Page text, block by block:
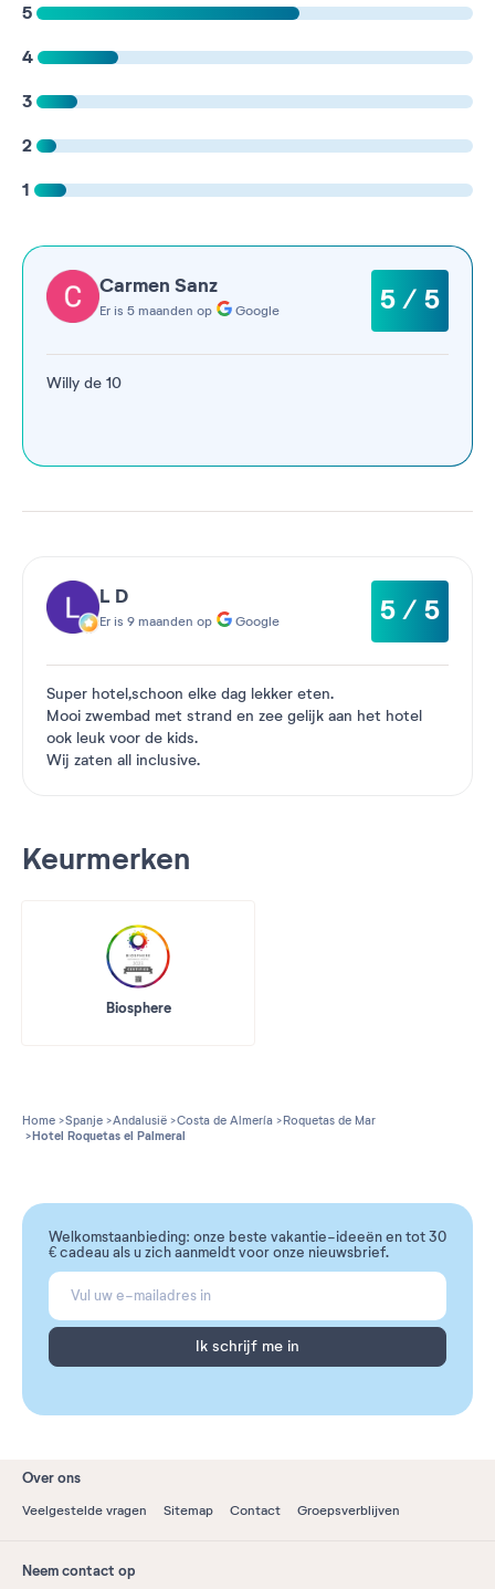
5
4
3
2
1
Carmen Sanz
Er is 5 maanden op Google 5 / 5
Willy de 10
L D
Er is 9 maanden op Google 5 / 5
Super hotel,schoon elke dag lekker eten.
Mooi zwembad met strand en zee gelijk aan het hotel
ook leuk voor de kids.
Wij zaten all inclusive.
Keurmerken
Biosphere
Home Spanje Andalusië Costa de Almería
Roquetas de Mar
Hotel Roquetas el Palmeral
Welkomstaanbieding: onze beste vakantie-ideeën en tot 30
€ cadeau als u zich aanmeldt voor onze nieuwsbrief.
Ik schrijf me in
Over ons
Veelgestelde vragen Sitemap Contact Groepsverblijven
Neem contact op